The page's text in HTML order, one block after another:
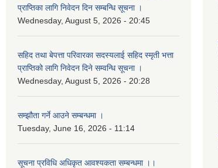
प्राप्तिका लागि निवेदन दिन सम्बन्धि सूचना ।
Wednesday, August 5, 2026 - 20:45
सहिद तथा बेपत्ता परिवारका सदस्यलाई सहिद स्मृती भत्ता
प्राप्तिको लागि निवेदन दिने सम्वन्धि सूचना ।
Wednesday, August 5, 2026 - 20:28
सम्झौता गर्ने आउने सम्बन्धमा ।
Tuesday, June 16, 2026 - 11:14
सूचना प्रविधि अधिकृत आवश्यकता सम्बन्धमा ।।